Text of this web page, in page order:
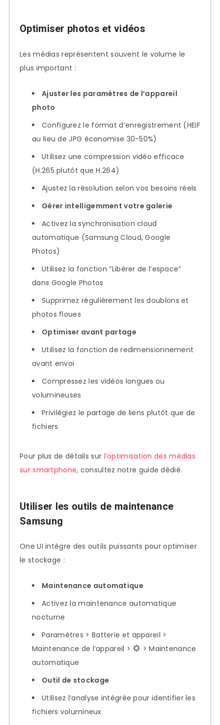
Optimiser photos et vidéos
Les médias représentent souvent le volume le
plus important :
Ajuster les paramètres de l’appareil
photo
Configurez le format d’enregistrement (HEIF
au lieu de JPG économise 30-50%)
Utilisez une compression vidéo efficace
(H.265 plutôt que H.264)
Ajustez la résolution selon vos besoins réels
Gérer intelligemment votre galerie
Activez la synchronisation cloud
automatique (Samsung Cloud, Google
Photos)
Utilisez la fonction “Libérer de l’espace”
dans Google Photos
Supprimez régulièrement les doublons et
photos floues
Optimiser avant partage
Utilisez la fonction de redimensionnement
avant envoi
Compressez les vidéos longues ou
volumineuses
Privilégiez le partage de liens plutôt que de
fichiers
Pour plus de détails sur l’optimisation des médias
sur smartphone, consultez notre guide dédié.
Utiliser les outils de maintenance
Samsung
One UI intègre des outils puissants pour optimiser
le stockage :
Maintenance automatique
Activez la maintenance automatique
nocturne
Paramètres > Batterie et appareil >
Maintenance de l’appareil >
> Maintenance
automatique
Outil de stockage
Utilisez l’analyse intégrée pour identifier les
fichiers volumineux